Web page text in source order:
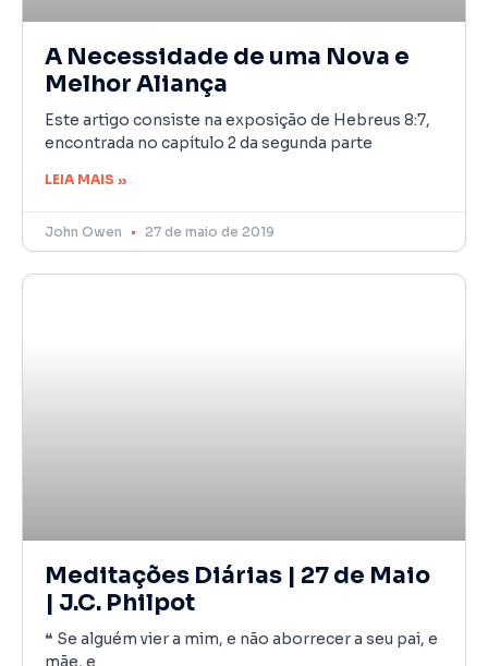
A Necessidade de uma Nova e
Melhor Aliança
Este artigo consiste na exposição de Hebreus 8:7,
encontrada no capítulo 2 da segunda parte
LEIA MAIS »
John Owen 27 de maio de 2019
Meditações Diárias | 27 de Maio
| J.C. Philpot
❝ Se alguém vier a mim, e não aborrecer a seu pai, e
mãe, e